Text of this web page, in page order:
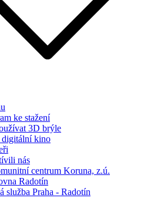
ke stažení
3D brýle
digitální kino
nás
centrum Koruna, z.ú.
Radotín
služba Praha - Radotín